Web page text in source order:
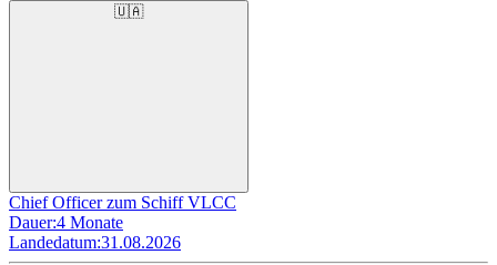
🇺🇦
Chief Officer zum Schiff VLCC
Dauer:4 Monate
Landedatum:31.08.2026